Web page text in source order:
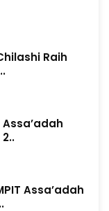
Raih
Assa’adah
Assa’adah